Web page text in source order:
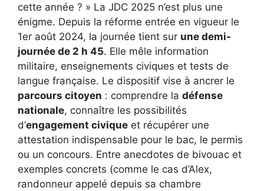
cette année ? » La JDC 2025 n’est plus une
énigme. Depuis la réforme entrée en vigueur le
1er août 2024, la journée tient sur une demi-
journée de 2 h 45. Elle mêle information
militaire, enseignements civiques et tests de
langue française. Le dispositif vise à ancrer le
parcours citoyen : comprendre la défense
nationale, connaître les possibilités
d’engagement civique et récupérer une
attestation indispensable pour le bac, le permis
ou un concours. Entre anecdotes de bivouac et
exemples concrets (comme le cas d’Alex,
randonneur appelé depuis sa chambre